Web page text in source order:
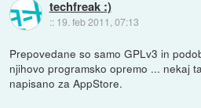
techfreak :)
:: 19. feb 2011, 07:13
Prepovedane so samo GPLv3 in
njihovo programsko opremo ... nekaj
napisano za AppStore.